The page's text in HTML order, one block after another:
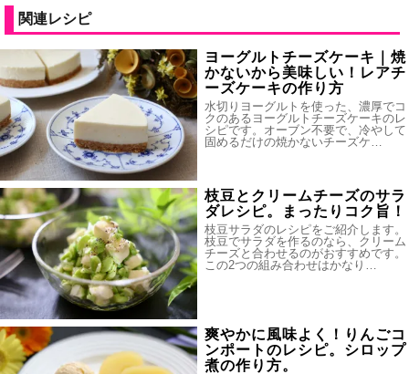
関連レシピ
ヨーグルトチーズケーキ｜焼
かないから美味しい！レアチ
ーズケーキの作り方
水切りヨーグルトを使った、濃厚でコ
クのあるヨーグルトチーズケーキのレ
シピです。オーブン不要で、冷やして
固めるだけの焼かないチーズケ…
枝豆とクリームチーズのサラ
ダレシピ。まったりコク旨！
枝豆サラダのレシピをご紹介します。
枝豆でサラダを作るのなら、クリーム
チーズと合わせるのがおすすめです。
この2つの組み合わせはかなり…
爽やかに風味よく！りんごコ
ンポートのレシピ。シロップ
煮の作り方。